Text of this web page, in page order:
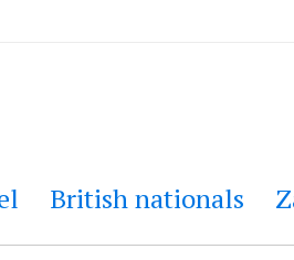
British nationals